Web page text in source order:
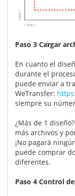
Paso 3 Cargar
En cuanto el
durante el
puede enviar a
WeTransfer:
siempre su
¿Más de 1
más archivos y
¡No pagará
puede comprar
diferentes.
Paso 4 Control